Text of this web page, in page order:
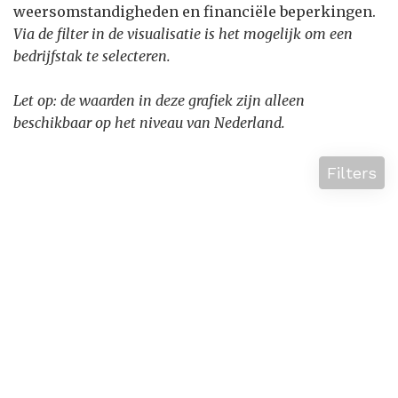
weersomstandigheden en financiële beperkingen.
Via de filter in de visualisatie is het mogelijk om een
bedrijfstak te selecteren.
Let op: de waarden in deze grafiek zijn alleen
beschikbaar op het niveau van Nederland.
Filters